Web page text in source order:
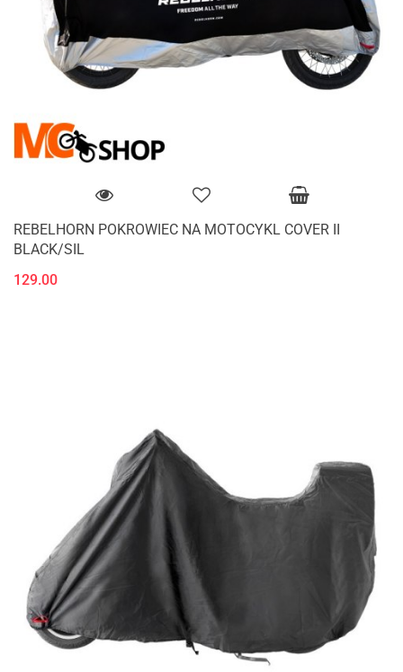
REBELHORN POKROWIEC NA MOTOCYKL COVER II
BLACK/SIL
129.00